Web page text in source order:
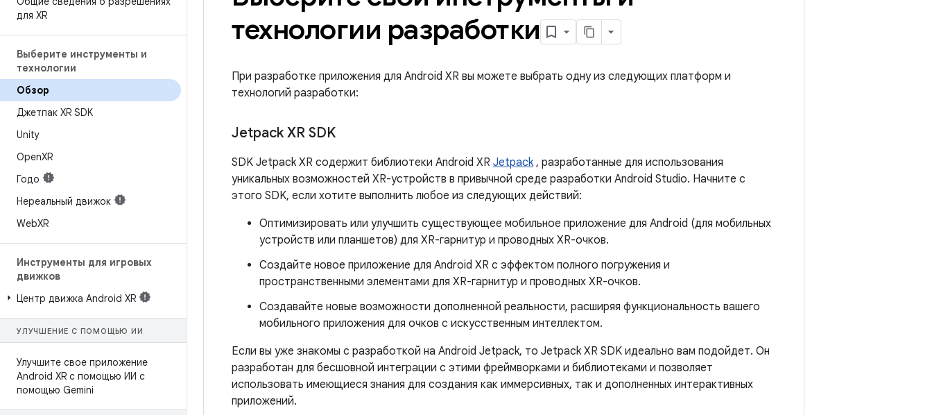
для XR
Выберите инструменты и
технологии
Обзор
Джетпак XR SDK
Unity
OpenXR
Годо
Нереальный движок
WebXR
Инструменты для игровых
движков
Центр движка Android XR
УЛУЧШЕНИЕ С ПОМОЩЬЮ ИИ
Улучшите свое приложение
Android XR с помощью ИИ с
помощью Gemini
технологии разработки
При разработке приложения для Android XR вы можете выбрать одну из следующих платформ и
технологий разработки:
Jetpack XR SDK
SDK Jetpack XR содержит библиотеки Android XR Jetpack, разработанные для использования
уникальных возможностей XR-устройств в привычной среде разработки Android Studio. Начните с
этого SDK, если хотите выполнить любое из следующих действий:
Оптимизировать или улучшить существующее мобильное приложение для Android (для мобильных
устройств или планшетов) для XR-гарнитур и проводных XR-очков.
Создайте новое приложение для Android XR с эффектом полного погружения и
пространственными элементами для XR-гарнитур и проводных XR-очков.
Создавайте новые возможности дополненной реальности, расширяя функциональность вашего
мобильного приложения для очков с искусственным интеллектом.
Если вы уже знакомы с разработкой на Android Jetpack, то Jetpack XR SDK идеально вам подойдет. Он
разработан для бесшовной интеграции с этими фреймворками и библиотеками и позволяет
использовать имеющиеся знания для создания как иммерсивных, так и дополненных интерактивных
приложений.